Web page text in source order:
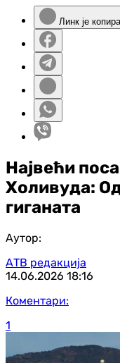
Линк је
Највећи
Холивуда:
гиганата
Аутор:
АТВ редакција
14.06.2026 18:16
Коментари:
1